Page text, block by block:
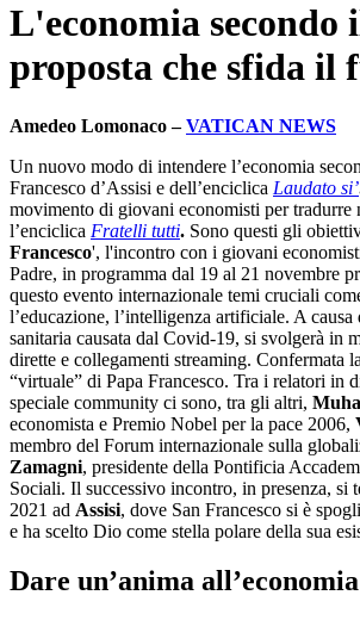
L'economia secondo
proposta che sfida il
Amedeo Lomonaco –VATICAN NEWS
Un nuovo modo di intendere l’economia
Francesco d’Assisi e dell’enciclica Laudato si’
movimento di giovani economisti per tradurre
l’enciclica Fratelli tutti. Sono questi gli
Francesco', l'incontro con i giovani
Padre, in programma dal 19 al 21 novembre
questo evento internazionale temi cruciali
l’educazione, l’intelligenza artificiale. A causa
sanitaria causata dal Covid-19, si svolgerà in
dirette e collegamenti streaming. Confermata
“virtuale” di Papa Francesco. Tra i relatori in
speciale community ci sono, tra gli altri,
economista e Premio Nobel per la pace 2006,
membro del Forum internazionale sulla
Zamagni, presidente della Pontificia
Sociali. Il successivo incontro, in presenza, si
2021 ad Assisi, dove San Francesco si è
e ha scelto Dio come stella polare della sua
Dare un’anima